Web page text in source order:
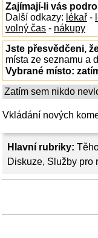
Hlavní rubriky:
Diskuze, Služby pro
Zajímají-li vás
Další odkazy: lékař -
volný čas - nákupy
Jste přesvědčeni,
místa ze seznamu a
Vybrané místo:
Zatím sem nikdo
Vkládání nových